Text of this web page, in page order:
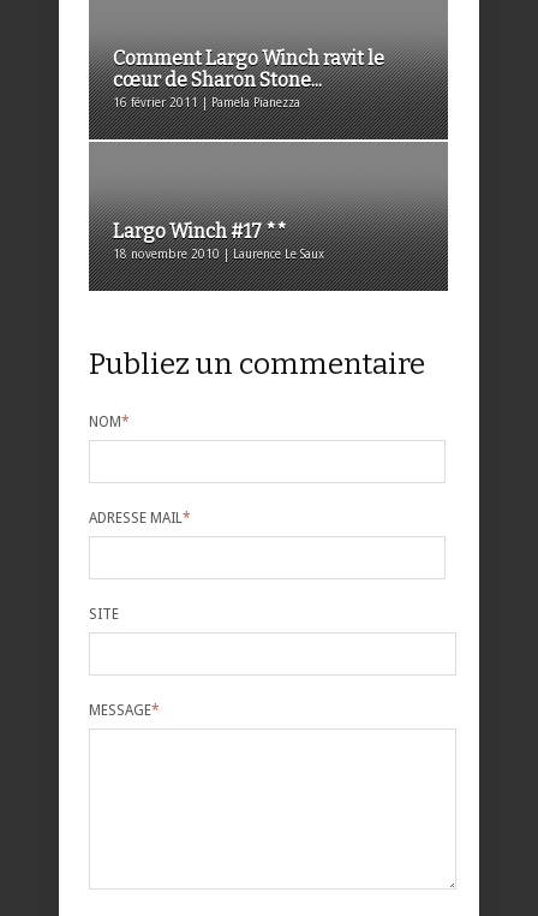
Comment Largo Winch ravit le
cœur de Sharon Stone...
16 février 2011 | Pamela Pianezza
Largo Winch #17 **
18 novembre 2010 | Laurence Le Saux
Publiez un commentaire
NOM*
ADRESSE MAIL*
SITE
MESSAGE*